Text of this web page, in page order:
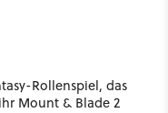
Rollenspiel, das
Mount & Blade 2